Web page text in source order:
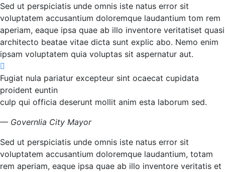
Sed ut perspiciatis unde omnis iste natus error sit
voluptatem accusantium doloremque laudantium tom rem
aperiam, eaque ipsa quae ab illo inventore veritatiset quasi
architecto beatae vitae dicta sunt explic abo. Nemo enim
ipsam voluptatem quia voluptas sit aspernatur aut.
Fugiat nula pariatur excepteur sint ocaecat cupidata
proident euntin
culp qui officia deserunt mollit anim esta laborum sed.
— Governlia City Mayor
Sed ut perspiciatis unde omnis iste natus error sit
voluptatem accusantium doloremque laudantium, totam
rem aperiam, eaque ipsa quae ab illo inventore veritatis et